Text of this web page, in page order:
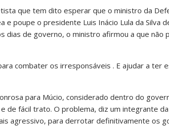
que tem dito esperar que o ministro da
e poupe o presidente Luis Inácio Lula da Silva
dias de governo, o ministro afirmou a que não
combater os irresponsáveis . E ajudar a ter
para Múcio, considerado dentro do
de fácil trato. O problema, diz um integrante
agressivo, para derrotar definitivamente os